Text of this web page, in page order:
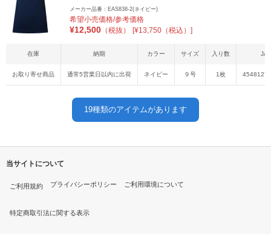
メーカー品番：EAS838-2(ネイビー)
希望小売価格/参考価格
¥12,500 （税抜） [¥13,750（税込）]
在庫 納期 カラー サイズ 入り数
お取り寄せ商品 通常5営業日以内に出荷 ネイビー ９号 1枚
19種類のアイテムがあります
当サイトについて
ご利用規約 プライバシーポリシー ご利用環境について
特定商取引法に関する表示